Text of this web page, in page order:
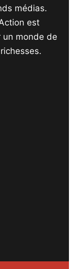
médias.
est
un monde de